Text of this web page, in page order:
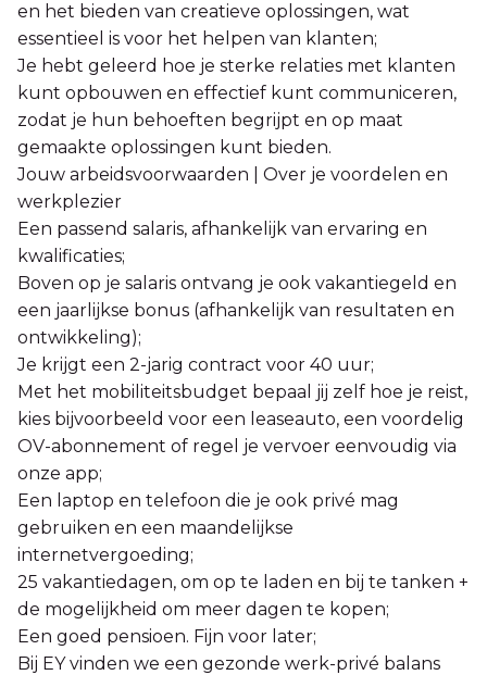
en het bieden van creatieve oplossingen, wat
essentieel is voor het helpen van klanten;
Je hebt geleerd hoe je sterke relaties met klanten
kunt opbouwen en effectief kunt communiceren,
zodat je hun behoeften begrijpt en op maat
gemaakte oplossingen kunt bieden.
Jouw arbeidsvoorwaarden | Over je voordelen en
werkplezier
Een passend salaris, afhankelijk van ervaring en
kwalificaties;
Boven op je salaris ontvang je ook vakantiegeld en
een jaarlijkse bonus (afhankelijk van resultaten en
ontwikkeling);
Je krijgt een 2-jarig contract voor 40 uur;
Met het mobiliteitsbudget bepaal jij zelf hoe je reist,
kies bijvoorbeeld voor een leaseauto, een voordelig
OV-abonnement of regel je vervoer eenvoudig via
onze app;
Een laptop en telefoon die je ook privé mag
gebruiken en een maandelijkse
internetvergoeding;
25 vakantiedagen, om op te laden en bij te tanken +
de mogelijkheid om meer dagen te kopen;
Een goed pensioen. Fijn voor later;
Bij EY vinden we een gezonde werk-privé balans